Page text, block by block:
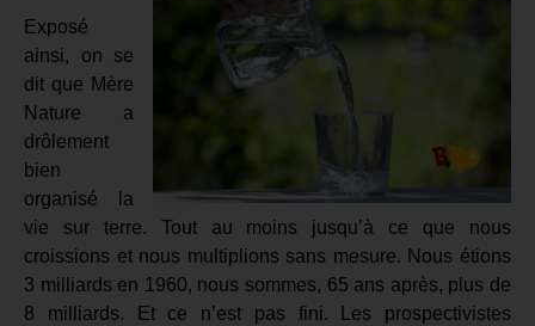
Exposé
ainsi, on se
dit que Mère
Nature a
drôlement
bien
organisé la
vie sur terre. Tout au moins jusqu’à ce que nous
croissions et nous multiplions sans mesure. Nous étions
3 milliards en 1960, nous sommes, 65 ans après, plus de
8 milliards. Et ce n’est pas fini. Les prospectivistes